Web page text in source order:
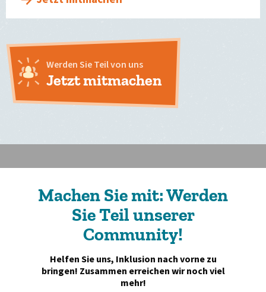
Werden Sie Teil von uns
Jetzt mitmachen
Machen Sie mit: Werden
Sie Teil unserer
Community!
Helfen Sie uns, Inklusion nach vorne zu
bringen! Zusammen erreichen wir noch viel
mehr!